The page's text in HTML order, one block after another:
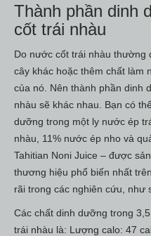
Thành phần dinh
cốt trái nhàu
Do nước cốt trái nhàu
cây khác hoặc thêm chất làm
của nó. Nên thành phần dinh
nhàu sẽ khác nhau. Bạn có
dưỡng trong một ly nước ép
nhàu, 11% nước ép nho và
Tahitian Noni Juice – được
thương hiệu phổ biến nhất
rãi trong các nghiên cứu, như
Các chất dinh dưỡng trong
trái nhàu là: Lượng calo: 47